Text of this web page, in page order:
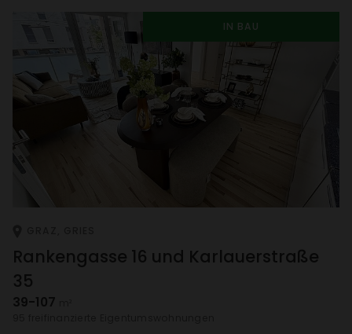
IN BAU
Ranken­gasse 16 und Karlau­er­straße
35
39-107